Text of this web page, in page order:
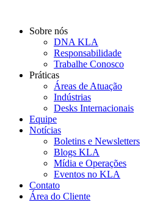
Sobre nós
DNA KLA
Responsabilidade
Trabalhe Conosco
Práticas
Áreas de Atuação
Indústrias
Desks Internacionais
Equipe
Notícias
Boletins e Newsletters
Blogs KLA
Mídia e Operações
Eventos no KLA
Contato
Área do Cliente